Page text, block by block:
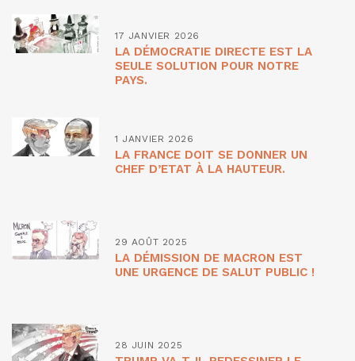
17 JANVIER 2026
LA DÉMOCRATIE DIRECTE EST LA
SEULE SOLUTION POUR NOTRE
PAYS.
1 JANVIER 2026
LA FRANCE DOIT SE DONNER UN
CHEF D’ETAT À LA HAUTEUR.
29 AOÛT 2025
LA DÉMISSION DE MACRON EST
UNE URGENCE DE SALUT PUBLIC !
28 JUIN 2025